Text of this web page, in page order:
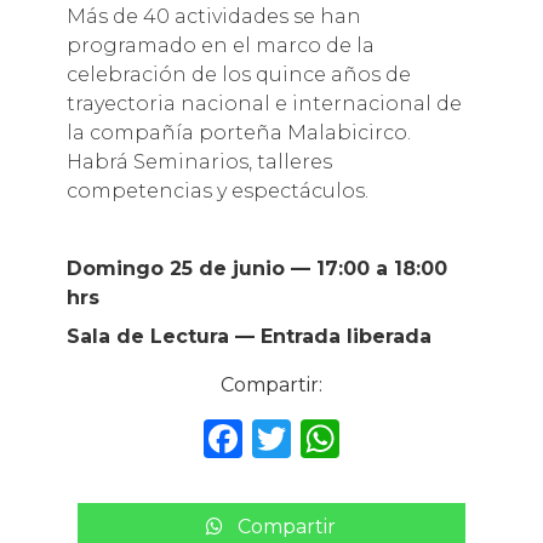
Más de 40 actividades se han
programado en el marco de la
celebración de los quince años de
trayectoria nacional e internacional de
la compañía porteña Malabicirco.
Habrá Seminarios, talleres
competencias y espectáculos.
Domingo 25 de junio — 17:00 a 18:00
hrs
Sala de Lectura — Entrada liberada
Compartir:
F
c
T
it
W
a
Compartir